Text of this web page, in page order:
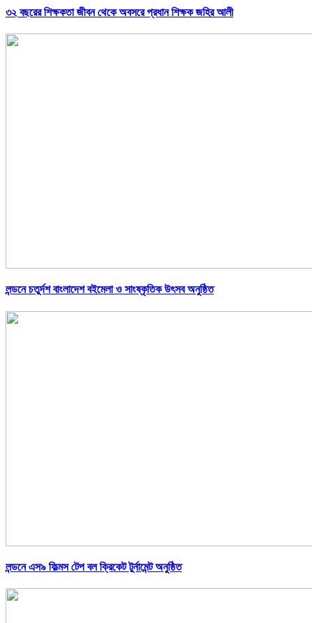
৩২ বছরের শিক্ষকতা জীবন থেকে অবসরে প্রধান শিক্ষক জহির আলী
লন্ডনে চতুর্দশ বাংলাদেশ বইমেলা ও সাংষ্কৃতিক উৎসব অনুষ্ঠিত
লন্ডনে এস৯ ফিল্মস টেপ বল ক্রিকেট টুর্নামেন্ট অনুষ্ঠিত